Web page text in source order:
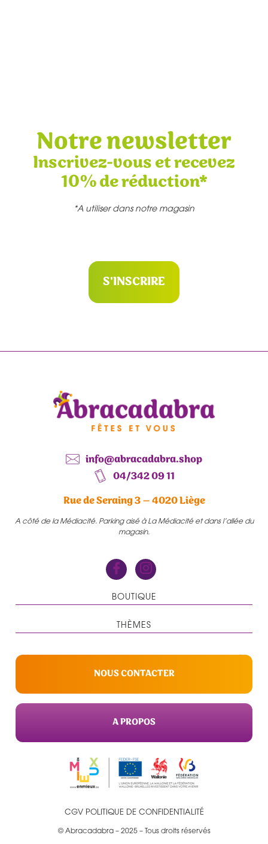
Notre newsletter
Inscrivez-vous et recevez
10% de réduction*
*A utiliser dans notre magasin
S'INSCRIRE
info@abracadabra.shop
04/342 09 11
Rue de Seraing 3 – 4020 Liège
A côté de la Médiacité. Parking aisé à La Médiacité et dans l’allée du
magasin.
BOUTIQUE
THÈMES
NOUS CONTACTER
A PROPOS
CGV POLITIQUE DE CONFIDENTIALITÉ
© Abracadabra – 2025 – Tous droits réservés